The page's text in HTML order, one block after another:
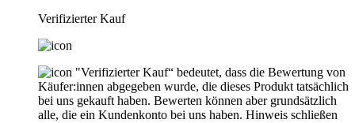
Verifizierter Kauf
"Verifizierter Kauf“ bedeutet, dass die Bewertung von
Käufer:innen abgegeben wurde, die dieses Produkt tatsächlich
bei uns gekauft haben. Bewerten können aber grundsätzlich
alle, die ein Kundenkonto bei uns haben. Hinweis schließen